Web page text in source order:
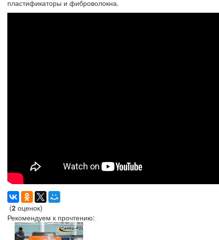
пластификаторы и фиброволокна.
(2 оценок)
Рекомендуем к прочтению: